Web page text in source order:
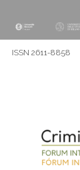
ISSN 2611-8858